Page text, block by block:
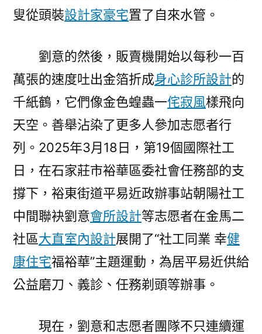
叟從頭裝設計家豪宅置了自來水管。
劉意的然後，販賣機開始以每秒一百
萬張的速度吐出金箔折成身心診所設計的
千紙鶴，它們像金色蝗蟲一侘寂風樣飛向
天空。善舉沾染了更多人參加志愿者行
列。2025年3月18日，第19個國際社工
日，在石家莊市裕華區委社會任務部的支
撐下，裕東街道平易近政辦事站朝陽社工
中間聯袂劉意會所設計等志愿者在金馬二
社區大直室內設計展開了“社工同業 幸健
康住宅福裕華”主題運動，為居平易近供給
公益磨刀、義診、任務剃頭等辦事。
現在，劉意和志愿者團隊不只連續運